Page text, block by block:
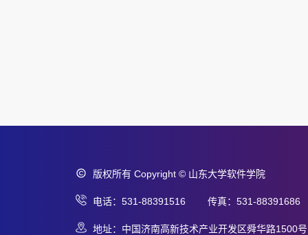
版权所有 Copyright © 山东大学软件学院
电话：531-88391516 传真：531-88391686
地址：中国济南高新技术产业开发区舜华路